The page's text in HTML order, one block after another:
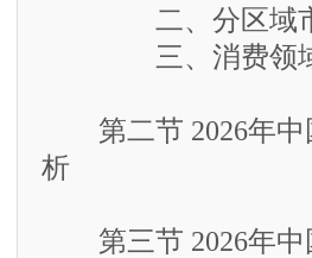
二、分区域市
三、消费领域
第二节 2026年中
析
第三节 2026年中